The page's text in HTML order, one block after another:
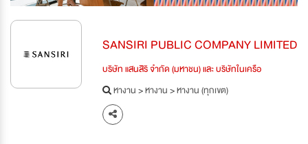
SANSIRI PUBLIC COMPANY LIMITED
บริษัท แสนสิริ จำกัด (มหาชน) และ บริษัทในเครือ
หางาน>หางาน>หางาน (ทุกเขต)